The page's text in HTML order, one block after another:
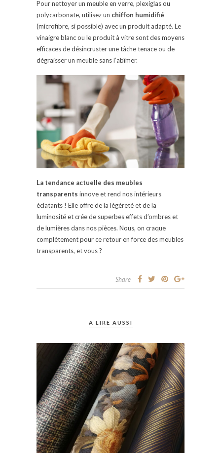
Pour nettoyer un meuble en verre, plexiglas ou
polycarbonate, utilisez un chiffon humidifié
(microfibre, si possible) avec un produit adapté. Le
vinaigre blanc ou le produit à vitre sont des moyens
efficaces de désincruster une tâche tenace ou de
dégraisser un meuble sans l’abîmer.
La tendance actuelle des meubles
transparents innove et rend nos intérieurs
éclatants ! Elle offre de la légèreté et de la
luminosité et crée de superbes effets d’ombres et
de lumières dans nos pièces. Nous, on craque
complètement pour ce retour en force des meubles
transparents, et vous ?
Share
A LIRE AUSSI